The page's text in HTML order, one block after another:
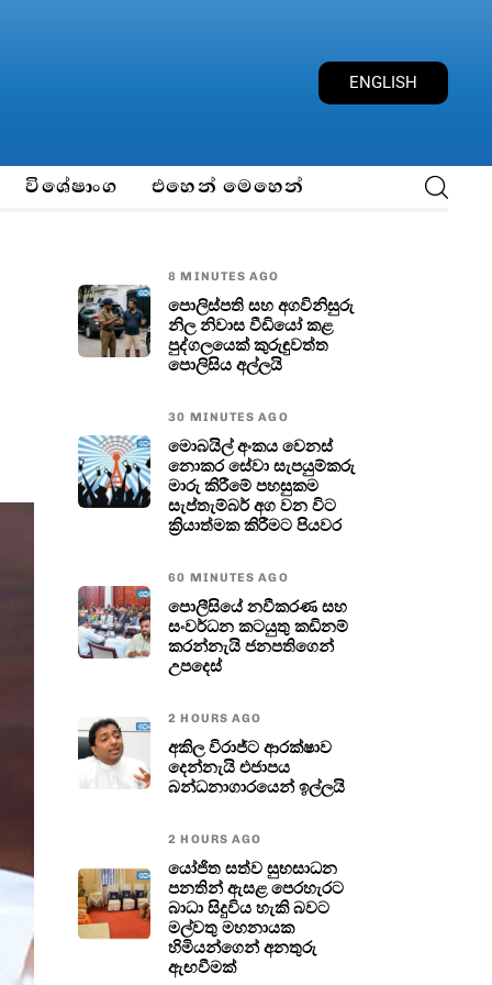
ENGLISH
විශේෂාංග එහෙන් මෙහෙන්
8 MINUTES AGO
පොලිස්පති සහ අගවිනිසුරු
නිල නිවාස වීඩියෝ කළ
පුද්ගලයෙක් කුරුඳුවත්ත
පොලිසිය අල්ලයි
30 MINUTES AGO
මොබයිල් අංකය වෙනස්
නොකර සේවා සැපයුම්කරු
මාරු කිරීමේ පහසුකම
සැප්තැම්බර් අග වන විට
ක්‍රියාත්මක කිරීමට පියවර
60 MINUTES AGO
පොලීසියේ නවීකරණ සහ
සංවර්ධන කටයුතු කඩිනම්
කරන්නැයි ජනපතිගෙන්
උපදෙස්
2 HOURS AGO
අකිල විරාජ්ට ආරක්ෂාව
දෙන්නැයි එජාපය
බන්ධනාගාරයෙන් ඉල්ලයි
2 HOURS AGO
යෝජිත සත්ව සුභසාධන
පනතින් ඇසළ පෙරහැරට
බාධා සිදුවිය හැකි බවට
මල්වතු මහනායක
හිමියන්ගෙන් අනතුරු
ඇඟවීමක්